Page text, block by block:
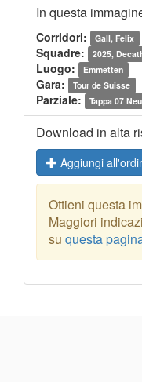
In questa
Corridori: Gall, Felix
Squadre: 2025,
Luogo: Emmetten
Gara: Tour de Suisse
Parziale: Tappa 07
Download in alta
Aggiungi
Ottieni questa
Maggiori
su questa